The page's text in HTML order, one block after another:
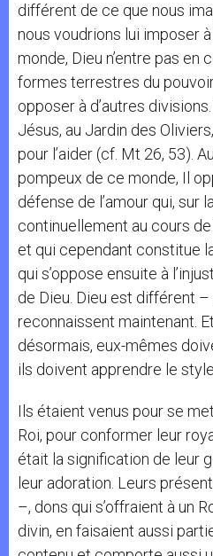
différent de ce que nous
nous voudrions lui imposer
monde, Dieu n’entre pas en
formes terrestres du
opposer à d’autres
Jésus, au Jardin des
pour l’aider (cf. Mt 26, 53).
pompeux de ce monde, Il
défense de l’amour qui, sur
continuellement au cours
et qui cependant constitue
qui s’oppose ensuite à
de Dieu. Dieu est différent –
reconnaissent maintenant.
désormais, eux-mêmes
ils doivent apprendre le
Ils étaient venus pour se
Roi, pour conformer leur
était la signification de leur
leur adoration. Leurs
–, dons qui s’offraient à un
divin, en faisaient aussi